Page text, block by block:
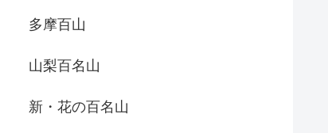
多摩百山
山梨百名山
新・花の百名山